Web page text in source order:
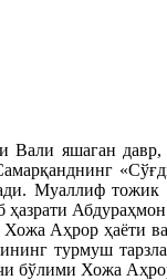
яшаган давр,
Муаллиф тожик
Аҳрор ҳаёти
турмуш
бўлими Хожа